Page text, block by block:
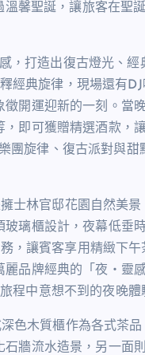
馨聖誕，讓旅客在聖
，打造出復古燈光、經
經典旋律，現場還有 DJ
徵開運迎新的一刻。當
即可獲贈精選酒款，
團旋律、復古派對與甜
士林官邸花園自然美
璃櫃設計，夜幕低垂
，讓賓客享用精緻下
品牌經典的「夜‧靈感
程中意想不到的夜晚體
色木質櫃作為各式茶
牆流水造景，另一面